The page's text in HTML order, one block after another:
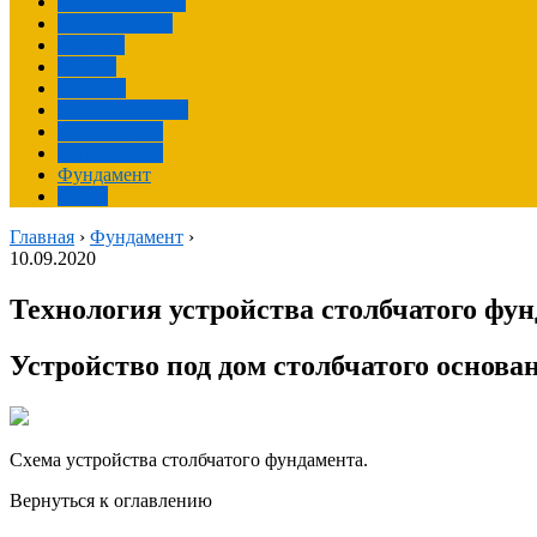
Фундамент
Главная › Фундамент ›
10.09.2020
Технология устройства столбчатого
Устройство под дом столбчатого
Схема устройства столбчатого фундамента.
Вернуться к оглавлению